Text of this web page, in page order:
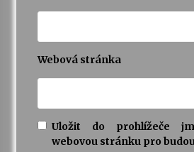
Webová stránka
Uložit do prohlížeče
webovou stránku pro